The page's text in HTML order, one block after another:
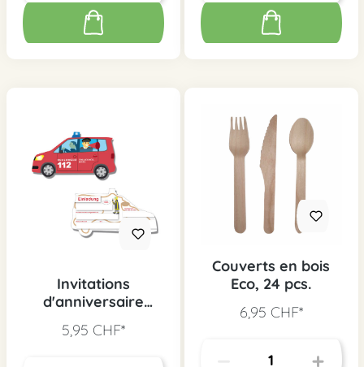
Invitations
d'anniversaire
5,95 CHF*
Couverts en bois
Eco, 24 pcs.
6,95 CHF*